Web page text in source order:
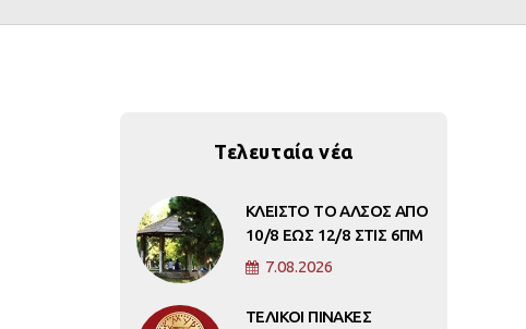
Τελευταία νέα
ΚΛΕΙΣΤΟ ΤΟ ΑΛΣΟΣ ΑΠΟ
10/8 ΕΩΣ 12/8 ΣΤΙΣ 6ΠΜ
7.08.2026
ΤΕΛΙΚΟΙ ΠΙΝΑΚΕΣ